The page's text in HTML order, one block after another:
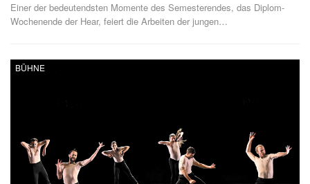
Einer der bedeutendsten Momente des Semesterendes, das Diplom-
Wochenende der Hear, feiert die Arbeiten der jungen…
BÜHNE